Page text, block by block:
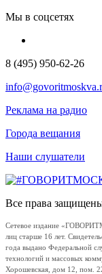
Мы в соцсетях
8 (495) 950-62-26
Реклама на радио
Города вещания
Наши слушатели
Все права
Сетевое издание
лиц старше 16 лет.
года выдано Федеральной
технологий и массовых
Хорошевская, дом 12, пом.